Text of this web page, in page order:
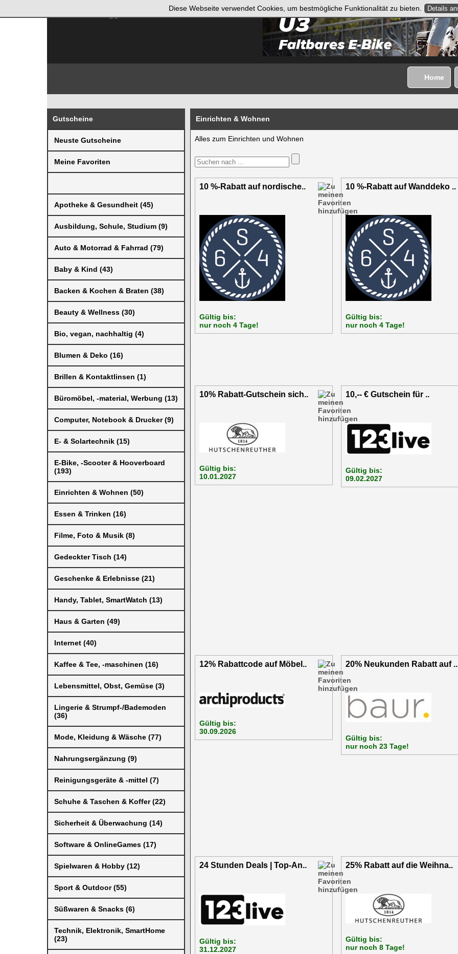
Home
Gutscheine
Neuste Gutscheine
Meine Favoriten
Apotheke & Gesundheit (45)
Ausbildung, Schule, Studium (9)
Auto & Motorrad & Fahrrad (79)
Baby & Kind (43)
Backen & Kochen & Braten (38)
Beauty & Wellness (30)
Bio, vegan, nachhaltig (4)
Blumen & Deko (16)
Brillen & Kontaktlinsen (1)
Büromöbel, -material, Werbung (13)
Computer, Notebook & Drucker (9)
E- & Solartechnik (15)
E-Bike, -Scooter & Hooverboard
(193)
Einrichten & Wohnen (50)
Essen & Trinken (16)
Filme, Foto & Musik (8)
Gedeckter Tisch (14)
Geschenke & Erlebnisse (21)
Handy, Tablet, SmartWatch (13)
Haus & Garten (49)
Internet (40)
Kaffee & Tee, -maschinen (16)
Lebensmittel, Obst, Gemüse (3)
Lingerie & Strumpf-/Bademoden
(36)
Mode, Kleidung & Wäsche (77)
Nahrungsergänzung (9)
Reinigungsgeräte & -mittel (7)
Schuhe & Taschen & Koffer (22)
Sicherheit & Überwachung (14)
Software & OnlineGames (17)
Spielwaren & Hobby (12)
Sport & Outdoor (55)
Süßwaren & Snacks (6)
Technik, Elektronik, SmartHome
(23)
Einrichten & Wohnen
Alles zum Einrichten und Wohnen
10 %-Rabatt auf nordische..
Gültig bis:
nur noch 4 Tage!
10 %-Rabatt auf Wanddeko ..
Gültig bis:
nur noch 4 Tage!
10% Rabatt-Gutschein sich..
Gültig bis:
10.01.2027
10,-- € Gutschein für ..
Gültig bis:
09.02.2027
12% Rabattcode auf Möbel..
Gültig bis:
30.09.2026
20% Neukunden Rabatt auf ..
Gültig bis:
nur noch 23 Tage!
24 Stunden Deals | Top-An..
Gültig bis:
31.12.2027
25% Rabatt auf die Weihna..
Gültig bis:
nur noch 8 Tage!
Diese Webseite verwendet Cookies, um bestmögliche Funktionalität zu bieten. Details